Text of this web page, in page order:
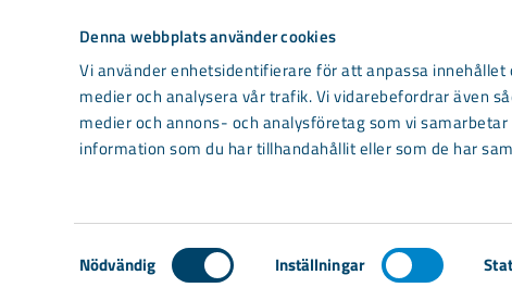
Denna webbplats använder cookies
Vi använder enhetsidentifierare för att anpassa
medier och analysera vår trafik. Vi vidarebefordrar även
medier och annons- och analysföretag som vi
information som du har tillhandahållit eller som de har
Samtyckesval
Nödvändig Inställningar
Light mode